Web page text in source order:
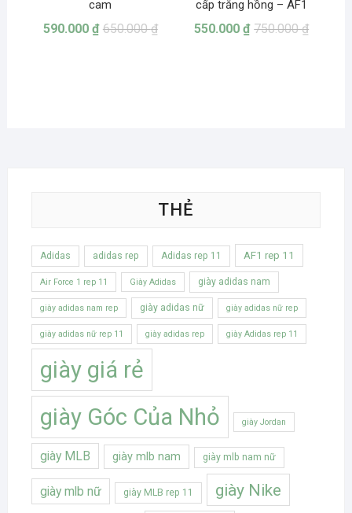
cam
650.000₫
590.000 ₫
cấp trắng hồng – AF1
750.000₫
550.000₫
THẺ
Adidas adidas rep Adidas rep 11 AF1 rep 11
Air Force 1 rep 11 Giày Adidas giày adidas nam
giày adidas nam rep giày adidas nữ giày adidas nữ rep
giày adidas nữ rep 11 giày adidas rep giày Adidas rep 11
giày giá rẻ
giày Góc Của Nhỏ
giày Jordan
giày MLB giày mlb nam giày mlb nam nữ
giày mlb nữ giày MLB rep 11 giày Nike